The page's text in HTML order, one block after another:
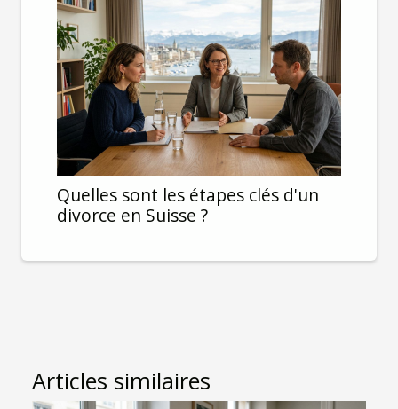
Quelles sont les étapes clés d'un
divorce en Suisse ?
Articles similaires